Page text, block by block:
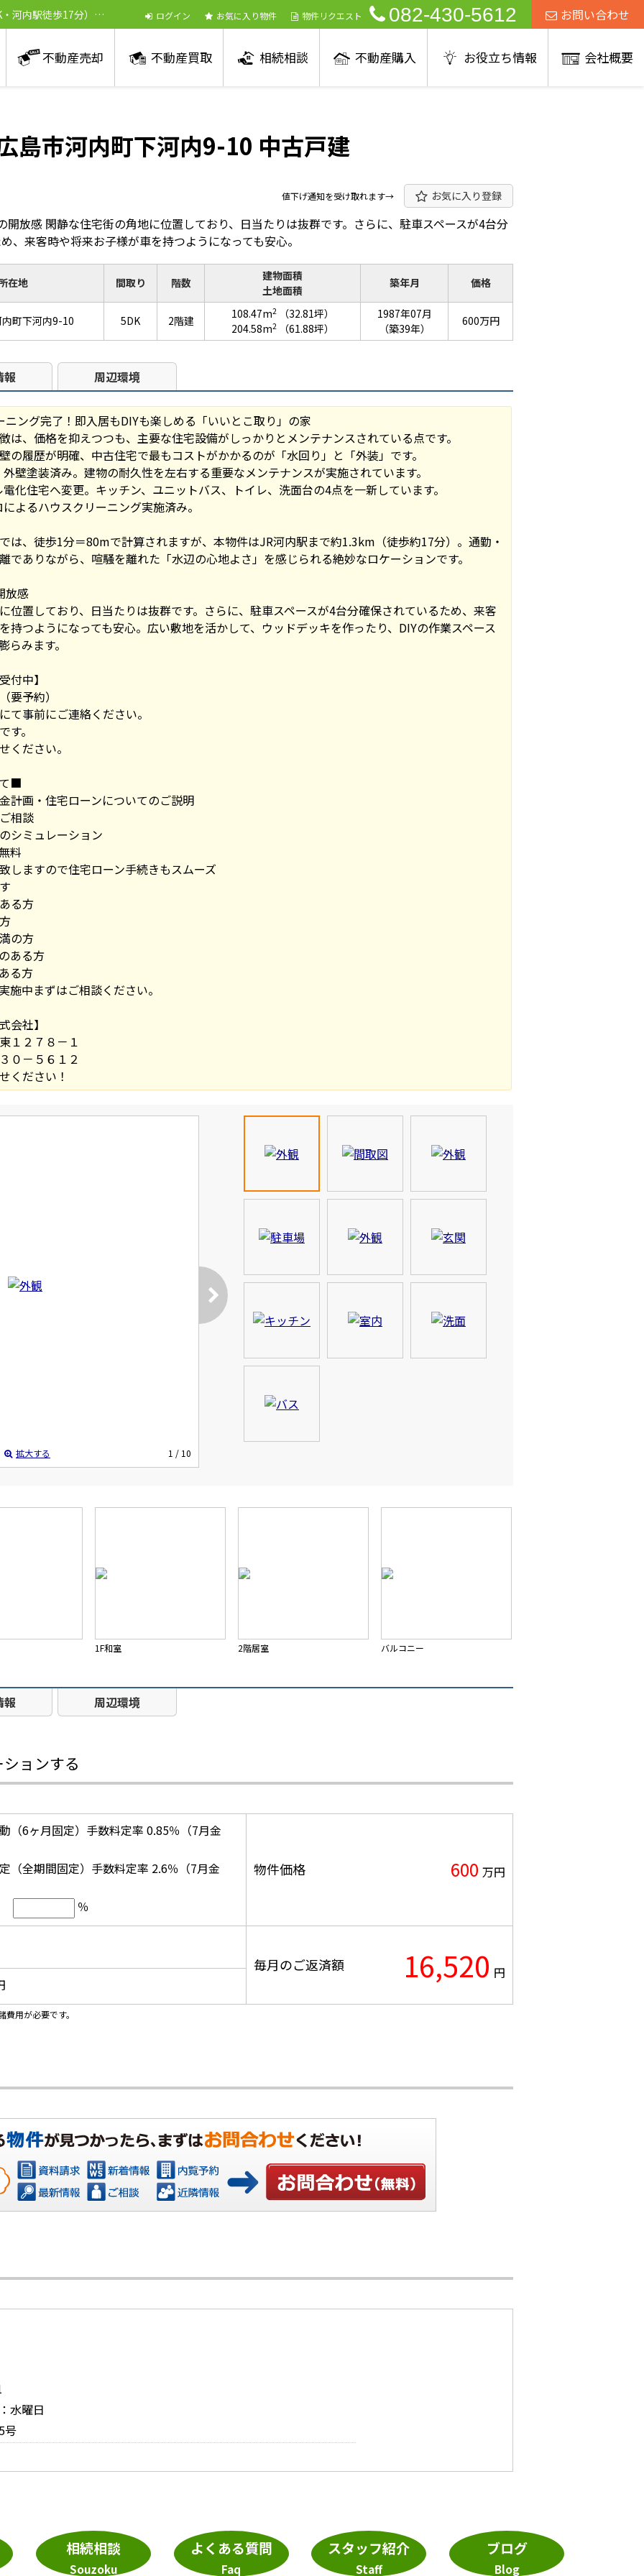
河内駅徒歩17分） ログイン お気に入り物件 物件リクエスト 082-430-5612 お問い合わせ
不動産売却 不動産買取 相続相談 不動産購入 お役立ち情報 会社概要
島市河内町下河内9-10 中古戸建
値下げ通知を受け取れます→ お気に入り登録
開放感 閑静な住宅街の角地に位置しており、日当たりは抜群です。さらに、駐車スペースが4台分
、来客時や将来お子様が車を持つようになっても安心。
在地 間取り 階数
建物面積
土地面積
築年月 価格
町下河内9-10 5DK 2階建 108.47m2
（32.81坪）
204.58m2 （61.88坪）
1987年07月
（築39年）
600万円
報 周辺環境
ング完了！即入居もDIYも楽しめる「いいとこ取り」の家
は、価格を抑えつつも、主要な住宅設備がしっかりとメンテナンスされている点です。
の履歴が明確、中古住宅で最もコストがかかるのが「水回り」と「外装」です。
壁塗装済み。建物の耐久性を左右する重要なメンテナンスが実施されています。
化住宅へ変更。キッチン、ユニットバス、トイレ、洗面台の4点を一新しています。
よるハウスクリーニング実施済み。
は、徒歩1分＝80mで計算されますが、本物件はJR河内駅まで約1.3km（徒歩約17分）。通勤・
でありながら、喧騒を離れた「水辺の心地よさ」を感じられる絶妙なロケーションです。
放感
位置しており、日当たりは抜群です。さらに、駐車スペースが4台分確保されているため、来客
持つようになっても安心。広い敷地を活かして、ウッドデッキを作ったり、DIYの作業スペース
らみます。
付中】
要予約）
て事前にご連絡ください。
す。
ください。
■
計画・住宅ローンについてのご説明
相談
ミュレーション
料
ますので住宅ローン手続きもスムーズ
る方
の方
ある方
る方
中まずはご相談ください。
会社】
１２７８－１
０－５６１２
ください！
拡大する 1 / 10
1F和室 2階居室 バルコニー
報 周辺環境
ョンする
6ヶ月固定）手数料定率 0.85％（7月金
全期間固定）手数料定率 2.6％（7月金
％
物件価格 600 万円
毎月のご返済額 16,520 円
用が必要です。
お問い合わせ
水曜日
号
相続相談
Souzoku
よくある質問
Faq
スタッフ紹介
Staff
ブログ
Blog